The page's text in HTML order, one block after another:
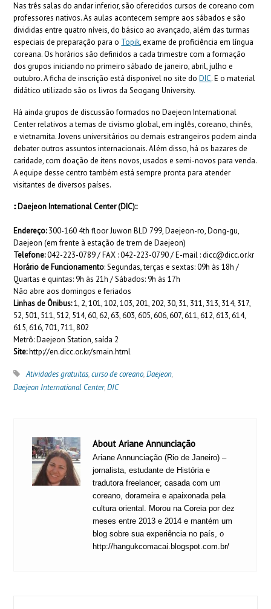
Nas três salas do andar inferior, são oferecidos cursos de coreano com
professores nativos. As aulas acontecem sempre aos sábados e são
divididas entre quatro níveis, do básico ao avançado, além das turmas
especiais de preparação para o Topik, exame de proficiência em língua
coreana. Os horários são definidos a cada trimestre com a formação
dos grupos iniciando no primeiro sábado de janeiro, abril, julho e
outubro. A ficha de inscrição está disponível no site doDIC. E o material
didático utilizado são os livros da Seogang University.
Há ainda grupos de discussão formados no Daejeon International
Center relativos a temas de civismo global, em inglês, coreano, chinês,
e vietnamita. Jovens universitários ou demais estrangeiros podem ainda
debater outros assuntos internacionais. Além disso, há os bazares de
caridade, com doação de itens novos, usados e semi-novos para venda.
A equipe desse centro também está sempre pronta para atender
visitantes de diversos países.
:: Daejeon International Center (DIC)::
Endereço:300-160 4th floor Juwon BLD 799, Daejeon-ro, Dong-gu,
Daejeon (em frente à estação de trem de Daejeon)
Telefone:042-223-0789 / FAX : 042-223-0790 / E-mail :dicc@dicc.or.kr
Horário de Funcionamento: Segundas, terças e sextas: 09h às 18h /
Quartas e quintas: 9h às 21h / Sábados: 9h às 17h
Não abre aos domingos e feriados
Linhas de Ônibus:1, 2, 101, 102, 103, 201, 202, 30, 31, 311, 313, 314, 317,
52, 501, 511, 512, 514, 60, 62, 63, 603, 605, 606, 607, 611, 612, 613, 614,
615, 616, 701, 711, 802
Metrô: Daejeon Station, saída 2
Site:http://en.dicc.or.kr/smain.html
Atividades gratuitas,curso de coreano,Daejeon,
Daejeon International Center,DIC
About Ariane Annunciação
Ariane Annunciação (Rio de Janeiro) –
jornalista, estudante de História e
tradutora freelancer, casada com um
coreano, dorameira e apaixonada pela
cultura oriental. Morou na Coreia por dez
meses entre 2013 e 2014 e mantém um
blog sobre sua experiência no país, o
http://hangukcomacai.blogspot.com.br/